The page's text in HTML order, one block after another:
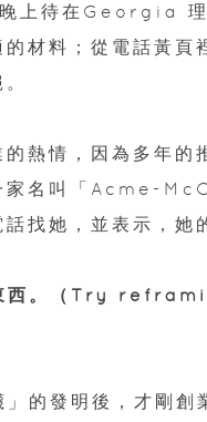
上待在Georgia
材料；從電話黃
的熱情，因為多年
家名叫「Acme-
找她，並表示，
東西。（Try
的發明後，才剛創